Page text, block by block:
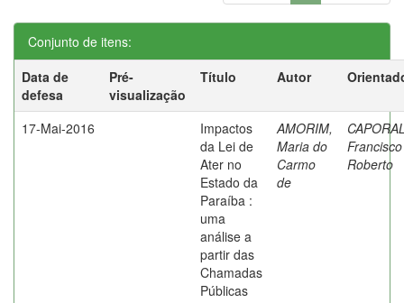
Conjunto de itens:
Data de
defesa
Pré-
visualização
Título Autor
17-Mai-2016
Impactos
da Lei de
Ater no
Estado da
Paraíba :
uma
análise a
partir das
Chamadas
Públicas
AMORIM,
Maria do
Carmo
de
Francisco
Roberto